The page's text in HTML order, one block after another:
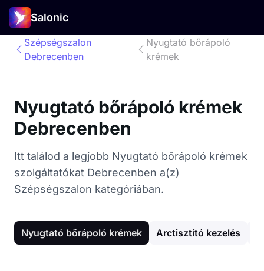
Salonic
Szépségszalon
Debrecenben
Nyugtató bőrápoló
krémek
Nyugtató bőrápoló krémek
Debrecenben
Itt találod a legjobb Nyugtató bőrápoló krémek
szolgáltatókat Debrecenben a(z)
Szépségszalon kategóriában.
Nyugtató bőrápoló krémek Arctisztító kezelés